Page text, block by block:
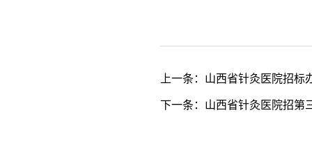
上一条： 山西省针灸医院招标
下一条： 山西省针灸医院招第